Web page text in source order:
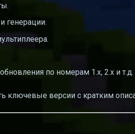
генерации.
по номерам 1.x, 2.x и т.д.
ключевые версии с кратким